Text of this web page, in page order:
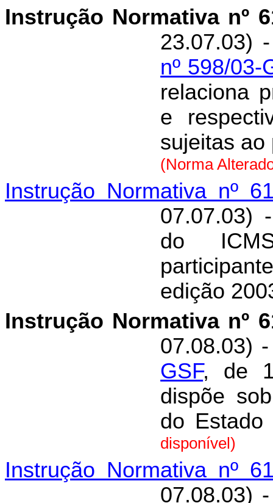
Instrução Normativa nº
23.07.03)
nº 598/03-
relaciona
e
sujeitas ao
(Norma
Instrução Normativa nº
07.07.03)
do
edição
Instrução Normativa nº
07.08.03)
GSF, de
dispõe
do
disponível)
Instrução Normativa nº
07.08.03)